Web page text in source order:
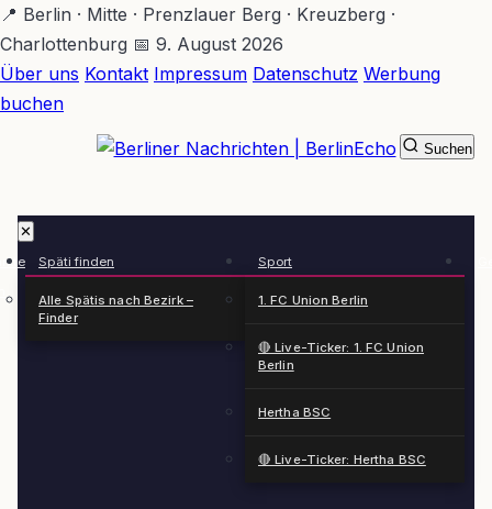
Zum
Hauptinhalt
springen
📍 Berlin · Mitte · Prenzlauer Berg · Kreuzberg ·
Charlottenburg 📅 9. August 2026
Über uns Kontakt Impressum Datenschutz Werbung
buchen
✕
Späti finden
Alle Spätis nach Bezirk –
Finder
Sport
1. FC Union Berlin
🔴 Live-Ticker: 1. FC Union
Berlin
Hertha BSC
🔴 Live-Ticker: Hertha BSC
Suchen